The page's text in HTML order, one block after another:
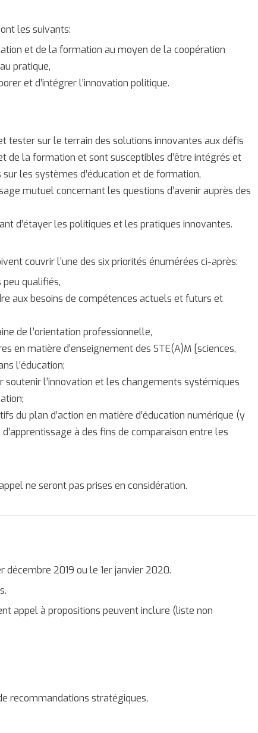
les suivants:
et de la formation au moyen de la coopération
pratique,
et d’intégrer l’innovation politique.
tester sur le terrain des solutions innovantes aux défis
de la formation et sont susceptibles d’être intégrés et
les systèmes d’éducation et de formation,
mutuel concernant les questions d’avenir auprès des
d’étayer les politiques et les pratiques innovantes.
couvrir l’une des six priorités énumérées ci-après:
qualifiés,
aux besoins de compétences actuels et futurs et
de l’orientation professionnelle,
en matière d’enseignement des STE(A)M [sciences,
l’éducation;
soutenir l’innovation et les changements systémiques
du plan d’action en matière d’éducation numérique (y
à des fins de comparaison entre les
ne seront pas prises en considération.
décembre 2019 ou le 1erjanvier 2020.
appel à propositions peuvent inclure (liste non
recommandations stratégiques,